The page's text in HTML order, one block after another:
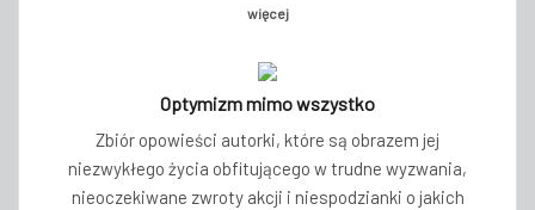
więcej
Optymizm mimo wszystko
Zbiór opowieści autorki, które są obrazem jej
niezwykłego życia obfitującego w trudne wyzwania,
nieoczekiwane zwroty akcji i niespodzianki o jakich